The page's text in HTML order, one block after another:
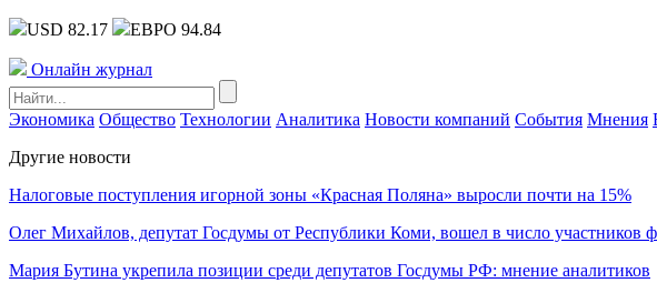
USD 82.17 ЕВРО 94.84
Онлайн журнал
Экономика Общество Технологии Аналитика Новости компаний События Мнения
Другие новости
Налоговые поступления игорной зоны «Красная Поляна» выросли почти на 15%
Олег Михайлов, депутат Госдумы от Республики Коми, вошел в число участников
Мария Бутина укрепила позиции среди депутатов Госдумы РФ: мнение аналитиков